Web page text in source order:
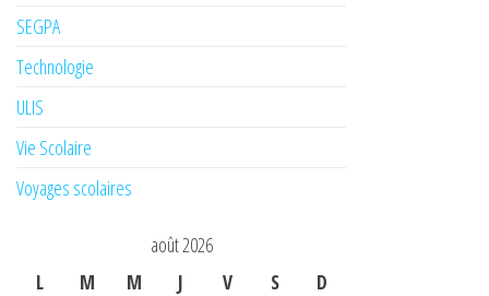
SEGPA
Technologie
ULIS
Vie Scolaire
Voyages scolaires
août 2026
L
M M J V S
D